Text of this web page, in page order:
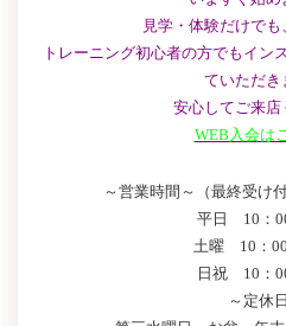
見学・体験だけでも
トレーニング初心者の方でもイン
ていただき
安心してご来
WEB入会は
～営業時間～（最終受け
平日 10：
土曜 10：
日祝 10：
～定休